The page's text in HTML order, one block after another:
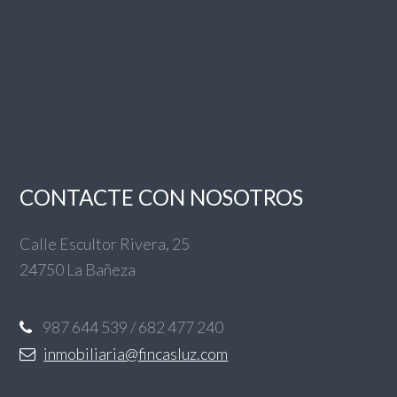
CONTACTE CON NOSOTROS
Calle Escultor Rivera, 25
24750 La Bañeza
987 644 539 / 682 477 240
inmobiliaria@fincasluz.com